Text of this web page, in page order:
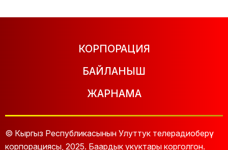
КОРПОРАЦИЯ
БАЙЛАНЫШ
ЖАРНАМА
© Кыргыз Республикасынын Улуттук телерадиоберүү
корпорациясы, 2025. Баардык укуктары корголгон.